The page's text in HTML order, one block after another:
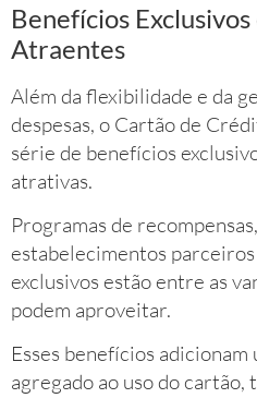
Benefícios
Atraentes
Além da flexibilidade e da
despesas, o Cartão de
série de benefícios
atrativas.
Programas de
estabelecimentos parceiros
exclusivos estão entre as
podem aproveitar.
Esses benefícios
agregado ao uso do cartão,